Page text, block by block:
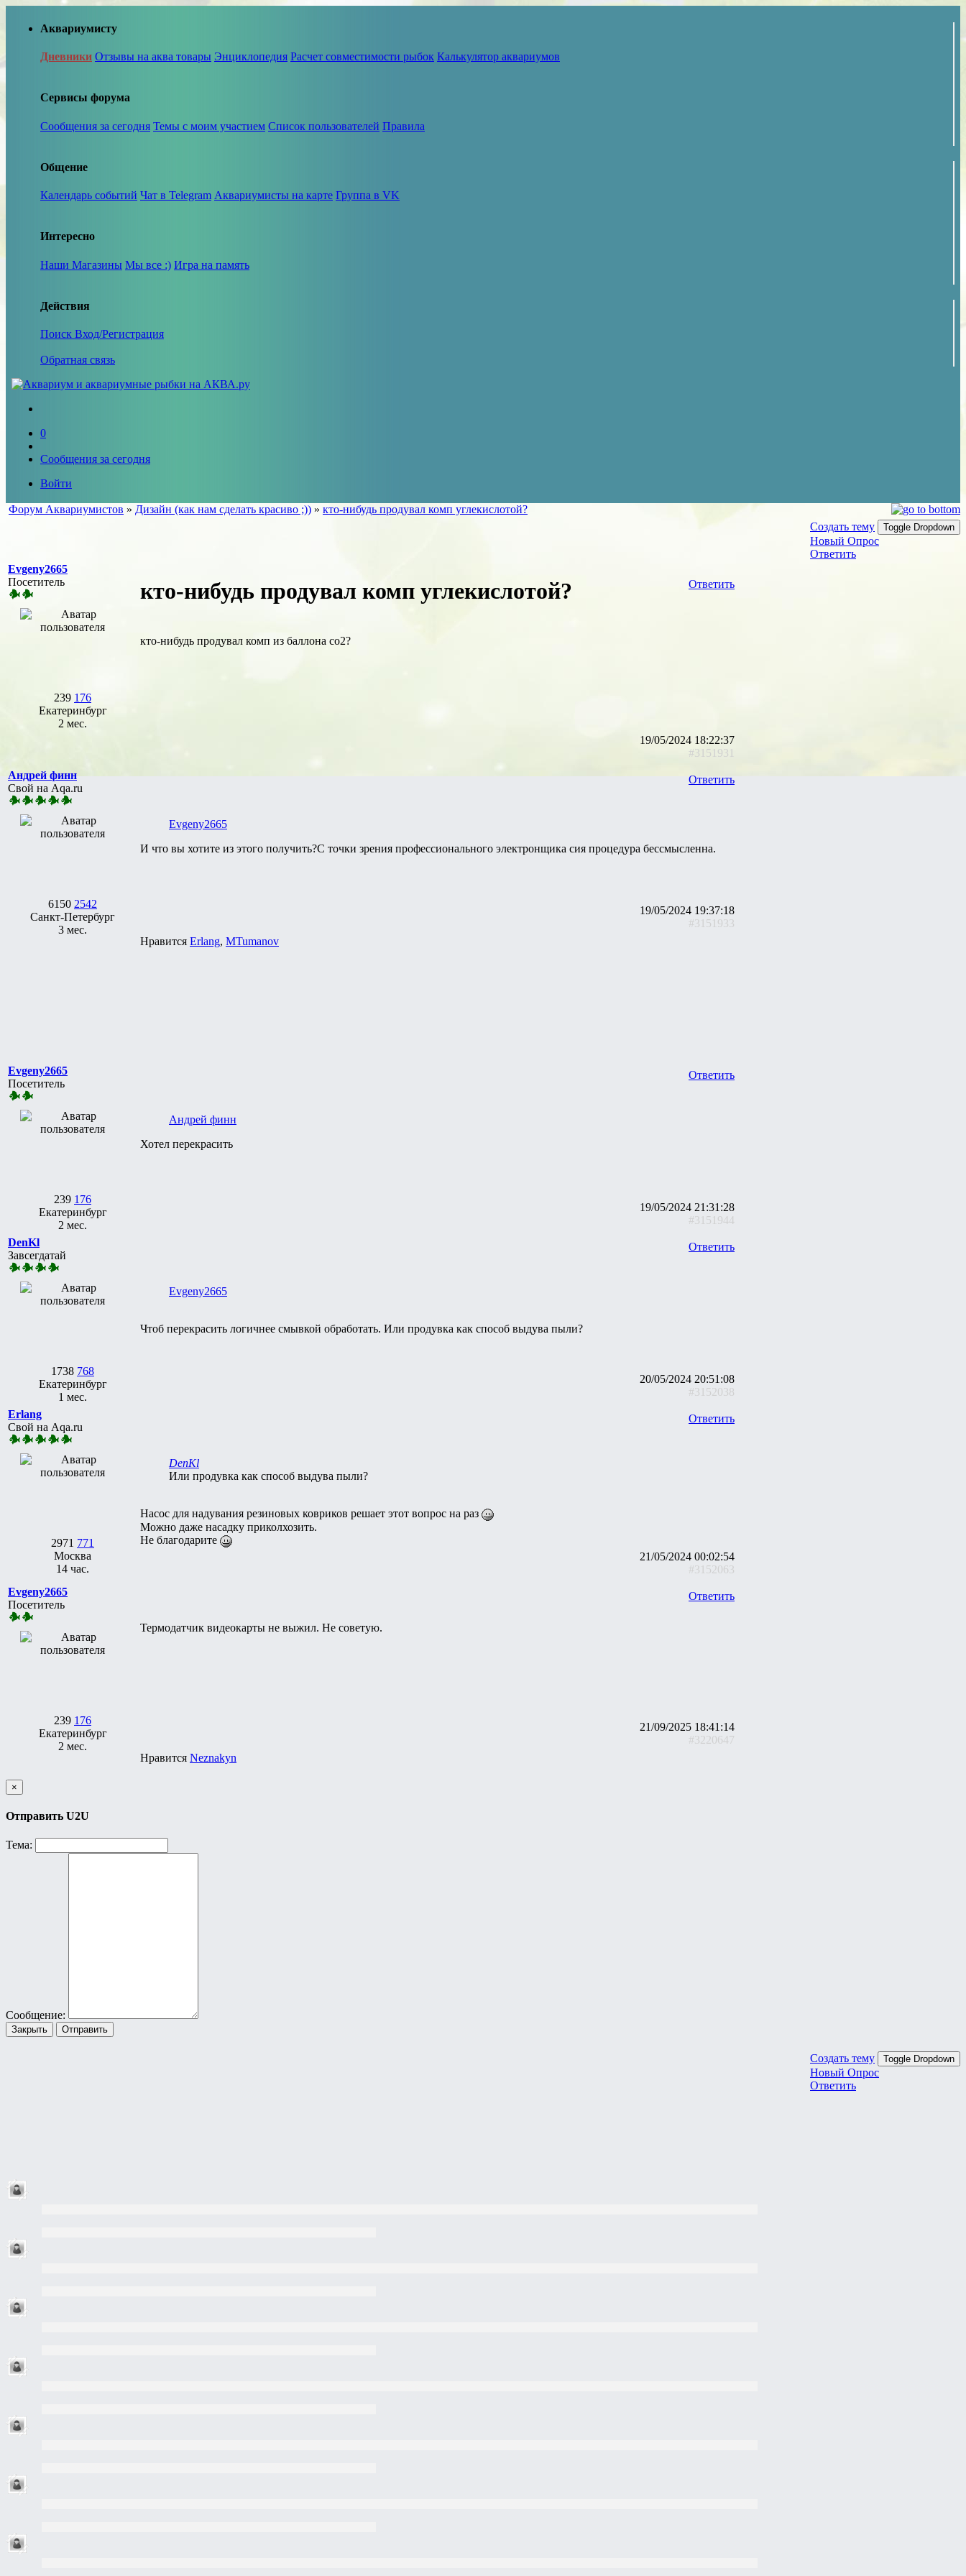
Аквариумисту
Дневники Отзывы на аква товары Энциклопедия Расчет совместимости рыбок Калькулятор аквариумов
Сервисы форума
Сообщения за сегодня Темы с моим участием Список пользователей Правила
Общение
Календарь событий Чат в Telegram Аквариумисты на карте Группа в VK
Интересно
Наши Магазины Мы все :) Игра на память
Действия
Поиск Вход/Регистрация
Обратная связь
0
Сообщения за сегодня
Войти
Форум Аквариумистов » Дизайн (как нам сделать красиво ;)) » кто-нибудь продувал комп углекислотой?
Создать тему
Toggle Dropdown
Новый Опрос
Ответить
Evgeny2665
Посетитель
239 176
Екатеринбург
2 мес.
Ответить
кто-нибудь продувал комп углекислотой?
кто-нибудь продувал комп из баллона co2?
19/05/2024 18:22:37
#3151931
Андрей финн
Свой на Aqa.ru
6150 2542
Санкт-Петербург
3 мес.
Ответить
Evgeny2665
И что вы хотите из этого получить?С точки зрения профессионального электронщика сия процедура бессмысленна.
19/05/2024 19:37:18
#3151933
Нравится Erlang, MTumanov
Evgeny2665
Посетитель
239 176
Екатеринбург
2 мес.
Ответить
Андрей финн
Хотел перекрасить
19/05/2024 21:31:28
#3151944
DenKl
Завсегдатай
1738 768
Екатеринбург
1 мес.
Ответить
Evgeny2665
Чтоб перекрасить логичнее смывкой обработать. Или продувка как способ выдува пыли?
20/05/2024 20:51:08
#3152038
Erlang
Свой на Aqa.ru
2971 771
Москва
14 час.
Ответить
DenKl
Или продувка как способ выдува пыли?
Насос для надувания резиновых ковриков решает этот вопрос на раз
Можно даже насадку приколхозить.
Не благодарите
21/05/2024 00:02:54
#3152063
Evgeny2665
Посетитель
239 176
Екатеринбург
2 мес.
Ответить
Термодатчик видеокарты не выжил. Не советую.
21/09/2025 18:41:14
#3220647
Нравится Neznakyn
×
Отправить U2U
Тема:
Сообщение:
Закрыть Отправить
Создать тему Toggle Dropdown
Новый Опрос
Ответить